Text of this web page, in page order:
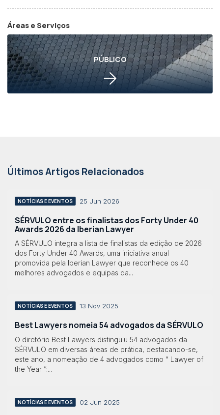
Áreas e Serviços
PÚBLICO
Últimos Artigos Relacionados
NOTÍCIAS E EVENTOS 25 Jun 2026
SÉRVULO entre os finalistas dos Forty Under 40
Awards 2026 da Iberian Lawyer
A SÉRVULO integra a lista de finalistas da edição de 2026
dos Forty Under 40 Awards, uma iniciativa anual
promovida pela Iberian Lawyer que reconhece os 40
melhores advogados e equipas da...
NOTÍCIAS E EVENTOS 13 Nov 2025
Best Lawyers nomeia 54 advogados da SÉRVULO
O diretório Best Lawyers distinguiu 54 advogados da
SÉRVULO em diversas áreas de prática, destacando-se,
este ano, a nomeação de 4 advogados como “ Lawyer of
the Year ”:...
NOTÍCIAS E EVENTOS 02 Jun 2025